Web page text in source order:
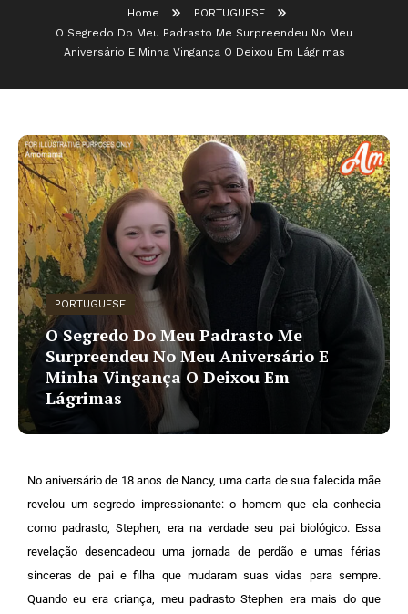
Home
PORTUGUESE
O Segredo Do Meu Padrasto Me Surpreendeu No Meu
Aniversário E Minha Vingança O Deixou Em Lágrimas
PORTUGUESE
O Segredo Do Meu Padrasto Me
Surpreendeu No Meu Aniversário E
Minha Vingança O Deixou Em
Lágrimas
No aniversário de 18 anos de Nancy, uma carta de sua falecida mãe
revelou um segredo impressionante: o homem que ela conhecia
como padrasto, Stephen, era na verdade seu pai biológico. Essa
revelação desencadeou uma jornada de perdão e umas férias
sinceras de pai e filha que mudaram suas vidas para sempre.
Quando eu era criança, meu padrasto Stephen era mais do que